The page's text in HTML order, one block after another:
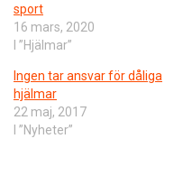
sport
16 mars, 2020
I ”Hjälmar”
Ingen tar ansvar för dåliga
hjälmar
22 maj, 2017
I ”Nyheter”